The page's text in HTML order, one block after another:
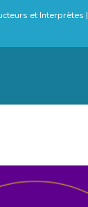
et Interprètes |